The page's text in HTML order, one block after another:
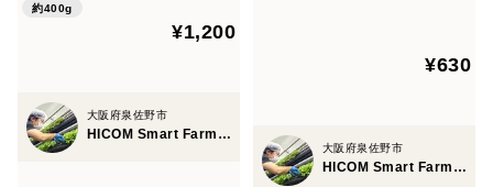
約400g
¥1,200
大阪府泉佐野市
HICOM Smart Farm 泉佐野ファクトリー
¥630
大阪府泉佐野市
HICOM Smart Farm 泉佐野ファクトリー